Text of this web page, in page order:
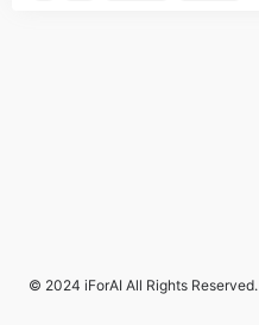
© 2024 iForAI All Rights Reserved.